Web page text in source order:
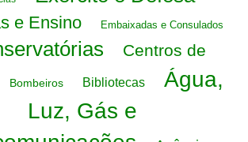
e Ensino Embaixadas e Consulados
Centros de
Bombeiros Bibliotecas
Água,
Luz, Gás e